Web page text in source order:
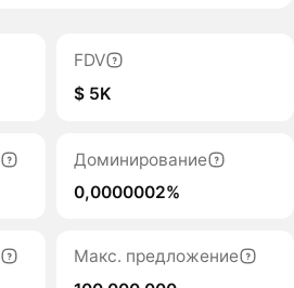
FDV
$ 5K
Доминирование
0,0000002%
Макс. предложение